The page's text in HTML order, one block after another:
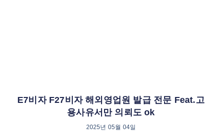
E7비자 F27비자 해외영업원 발급 전문 Feat.고
용사유서만 의뢰도 ok
2025년 05월 04일